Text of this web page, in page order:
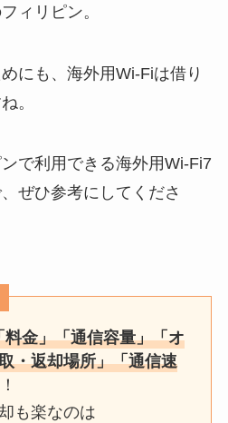
ィリピン。
にも、海外用Wi-Fiは借り
。
で利用できる海外用Wi-Fi7
ぜひ参考にしてくださ
料金」「通信容量」「オ
・返却場所」「通信速
も楽なのは